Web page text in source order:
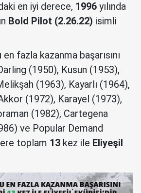
en iyi derece, 1996 yılında
Bold Pilot (2.26.22) isimli
fazla kazanma başarısını
(1950), Kusun (1953),
(1963), Kayarlı (1964),
(1972), Karayel (1973),
(1982), Cartegena
ve Popular Demand
toplam 13 kez ile Eliyeşil